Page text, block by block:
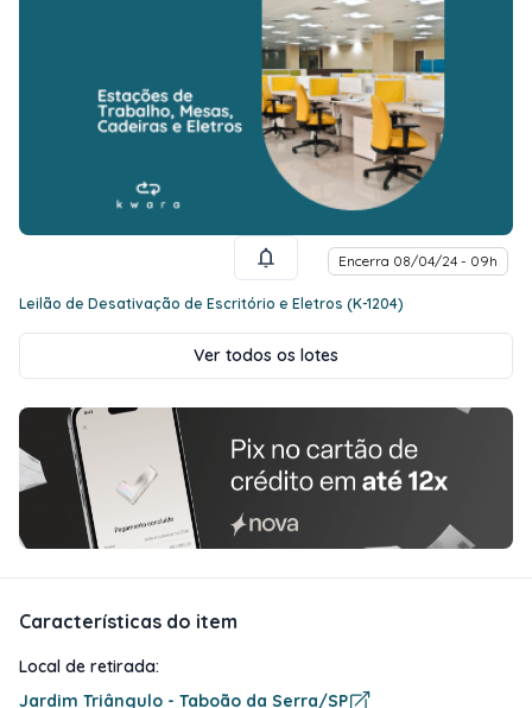
Encerra 08/04/24 - 09h
Leilão de Desativação de Escritório e Eletros (K-1204)
Ver todos os lotes
Características do item
Local de retirada:
Jardim Triângulo - Taboão da Serra/SP